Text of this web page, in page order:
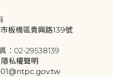
板橋區貴興路139號
：02-29538139
隱私權聲明